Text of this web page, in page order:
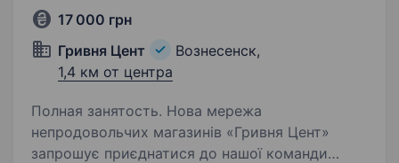
17 000 грн
Гривня Цент
Вознесенск,
1,4 км от центра
Полная занятость. Нова мережа
непродовольчих магазинів «Гривня Цент»
запрошує приєднатися до нашої команди